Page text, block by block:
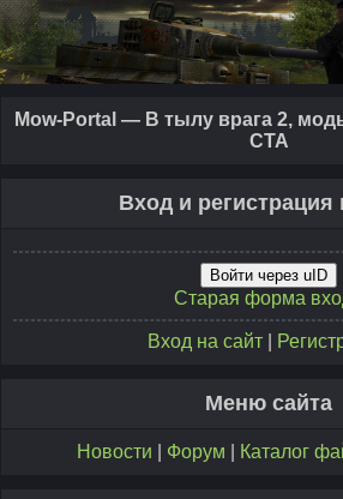
Mow-Portal — В тылу врага 2,
CTA
Вход и регистрация
Войти через uID
Старая форма
Вход на сайт
Меню сайта
Новости Форум Каталог